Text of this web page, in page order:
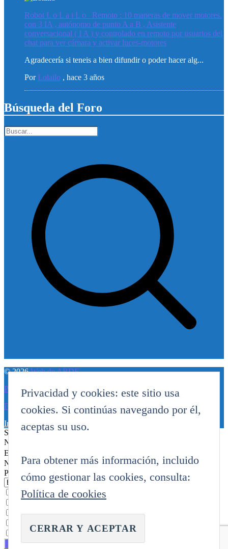
Robot L o L a i L o _Remoto : 10 maneras de mover motores.
con 3 IA , autónomo de punto A a B , Asistente
conversacional ( I A ) y controlado en remoto por usuarios del
chat para ver cámara y activar luces-motores
Agradecería si teneis a bien difundir o poder hacer alg...
Por Lolailo , hace 3 años
Búsqueda del Foro
© 2026Web de ARDE
Política de privacidad
Funciona con WordPress
Ir arriba↑ Subir ↑
Suscribete y Recibe Mucho a Cambio
Nick para diferenciarte
Email
Nivel robótico
Provincia de tu Ciudad para Eventos...
Articulos, Arde, Noticias y Eventos.
Diseño e Impresion 3D.
Educación, Tutoriales y Proyectos.
Suscribiendome Yo acepto las reglas de este sitio.
Privacidad y cookies: este sitio usa
cookies. Si continúas navegando por él,
aceptas su uso.
Para obtener más información, incluido
cómo gestionar las cookies, consulta:
Política de cookies